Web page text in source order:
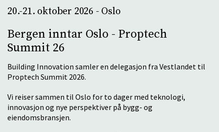
20.-21. oktober 2026 - Oslo
Bergen inntar Oslo - Proptech
Summit 26
Building Innovation samler en delegasjon fra Vestlandet til
Proptech Summit 2026.
Vi reiser sammen til Oslo for to dager med teknologi,
innovasjon og nye perspektiver på bygg- og
eiendomsbransjen.